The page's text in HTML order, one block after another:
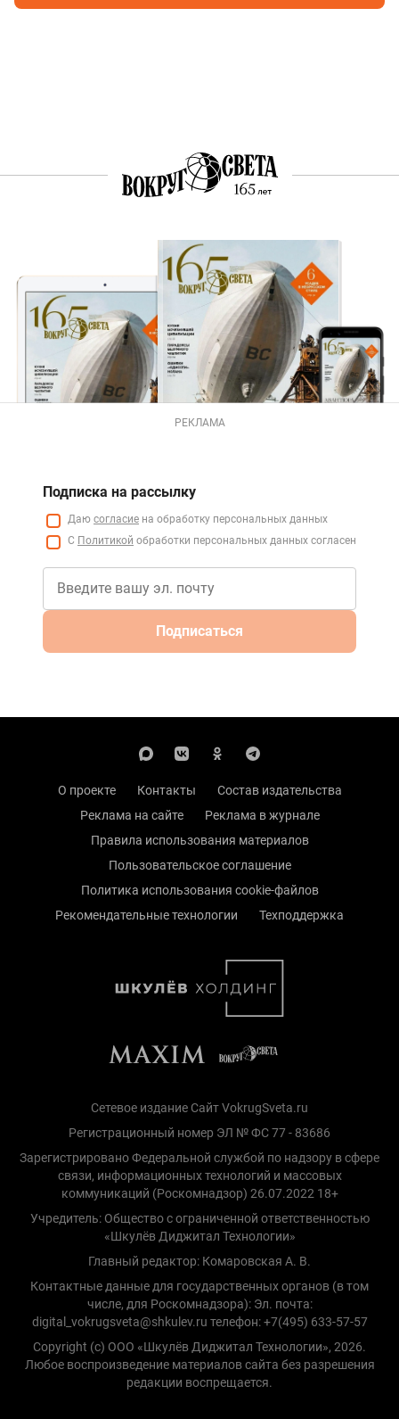
РЕКЛАМА
Подписка на рассылку
Даю согласие на обработку персональных данных
С Политикой обработки персональных данных согласен
Подписаться
О проекте Контакты
Состав издательства
Реклама на сайте
Реклама в журнале
Правила использования материалов
Пользовательское соглашение
Политика использования cookie-файлов
Рекомендательные технологии
Техподдержка
Сетевое издание Сайт VokrugSveta.ru
Регистрационный номер ЭЛ № ФС 77 - 83686
Зарегистрировано Федеральной службой по надзору в сфере
связи, информационных технологий и массовых
коммуникаций (Роскомнадзор) 26.07.2022 18+
Учредитель: Общество с ограниченной ответственностью
«Шкулёв Диджитал Технологии»
Главный редактор: Комаровская А. В.
Контактные данные для государственных органов (в том
числе, для Роскомнадзора): Эл. почта:
digital_vokrugsveta@shkulev.ru телефон: +7(495) 633-57-57
Copyright (с) ООО «Шкулёв Диджитал Технологии», 2026.
Любое воспроизведение материалов сайта без разрешения
редакции воспрещается.